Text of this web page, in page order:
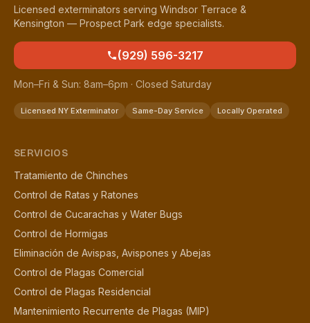
Licensed exterminators serving Windsor Terrace &
Kensington — Prospect Park edge specialists.
(929) 596-3217
Mon–Fri & Sun: 8am–6pm · Closed Saturday
Licensed NY Exterminator Same-Day Service Locally Operated
SERVICIOS
Tratamiento de Chinches
Control de Ratas y Ratones
Control de Cucarachas y Water Bugs
Control de Hormigas
Eliminación de Avispas, Avispones y Abejas
Control de Plagas Comercial
Control de Plagas Residencial
Mantenimiento Recurrente de Plagas (MIP)